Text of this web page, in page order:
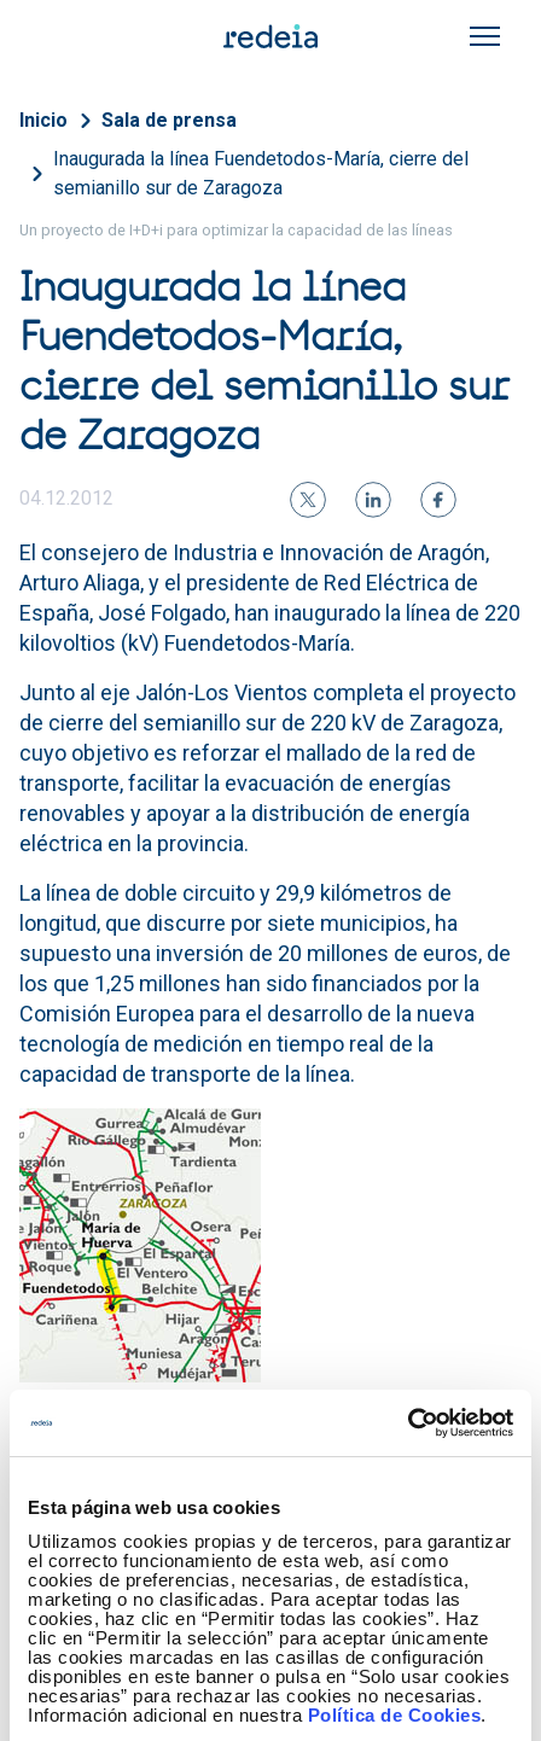
Esta página web usa cookies
Utilizamos cookies propias y de terceros, para garantizar
el correcto funcionamiento de esta web, así como
cookies de preferencias, necesarias, de estadística,
marketing o no clasificadas. Para aceptar todas las
cookies, haz clic en “Permitir todas las cookies”. Haz
clic en “Permitir la selección” para aceptar únicamente
las cookies marcadas en las casillas de configuración
disponibles en este banner o pulsa en “Solo usar cookies
necesarias” para rechazar las cookies no necesarias.
Información adicional en nuestra Política de Cookies.
Sobrescribir enlaces de
Inicio
Sala de prensa
Inaugurada la línea Fuendetodos-María, cierre del
semianillo sur de Zaragoza
Un proyecto de I+D+i para optimizar la capacidad de las líneas
Inaugurada la línea
Fuendetodos-María,
cierre del semianillo sur
de Zaragoza
04.12.2012
El consejero de Industria e Innovación de Aragón,
Arturo Aliaga, y el presidente de Red Eléctrica de
España, José Folgado, han inaugurado la línea de 220
kilovoltios (kV) Fuendetodos-María.
Junto al eje Jalón-Los Vientos completa el proyecto
de cierre del semianillo sur de 220 kV de Zaragoza,
cuyo objetivo es reforzar el mallado de la red de
transporte, facilitar la evacuación de energías
renovables y apoyar a la distribución de energía
eléctrica en la provincia.
La línea de doble circuito y 29,9 kilómetros de
longitud, que discurre por siete municipios, ha
supuesto una inversión de 20 millones de euros, de
los que 1,25 millones han sido financiados por la
Comisión Europea para el desarrollo de la nueva
tecnología de medición en tiempo real de la
capacidad de transporte de la línea.
Un proyecto de I+D+i apoyado por el Gobierno de
Aragón y la Unión Europea
La línea Fuendetodos-María fue declarada de interés
especial por el Gobierno de Aragón y también fue
elegida por el proyecto europeo Twenties para el
desarrollo e implantación de nuevas tecnologías que
permitan conseguir mayor flexibilidad en la red de
transporte con el objetivo de maximizar la
integración de la generación eólica.